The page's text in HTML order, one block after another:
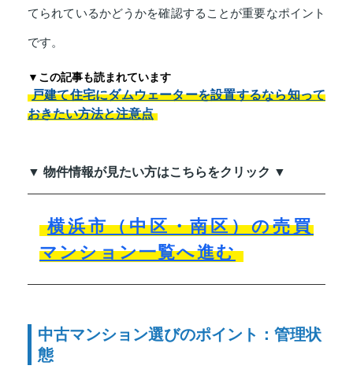
てられているかどうかを確認することが重要なポイント
です。
▼この記事も読まれています
戸建て住宅にダムウェーターを設置するなら知って
おきたい方法と注意点
▼ 物件情報が見たい方はこちらをクリック ▼
横浜市（中区・南区）の売買
マンション一覧へ進む
中古マンション選びのポイント：管理状
態